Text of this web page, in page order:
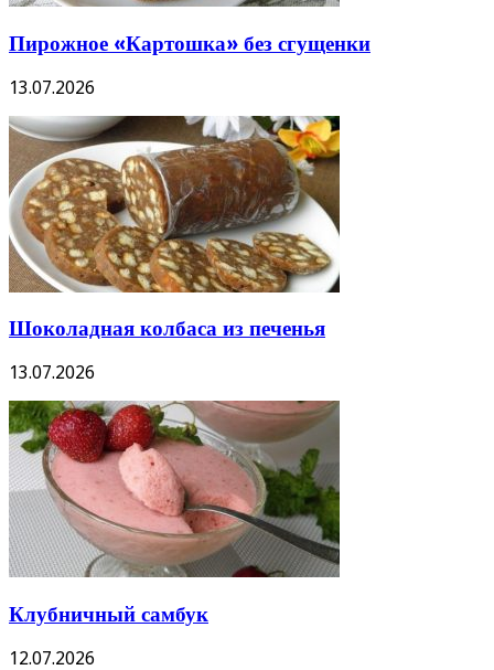
Пирожное «Картошка» без сгущенки
13.07.2026
Шоколадная колбаса из печенья
13.07.2026
Клубничный самбук
12.07.2026